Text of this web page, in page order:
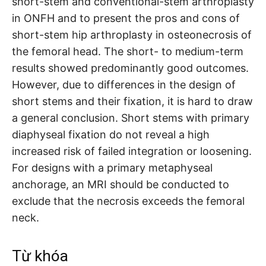
in ONFH and to present the pros and cons of
short-stem hip arthroplasty in osteonecrosis of
the femoral head. The short- to medium-term
results showed predominantly good outcomes.
However, due to differences in the design of
short stems and their fixation, it is hard to draw
a general conclusion. Short stems with primary
diaphyseal fixation do not reveal a high
increased risk of failed integration or loosening.
For designs with a primary metaphyseal
anchorage, an MRI should be conducted to
exclude that the necrosis exceeds the femoral
neck.
Từ khóa